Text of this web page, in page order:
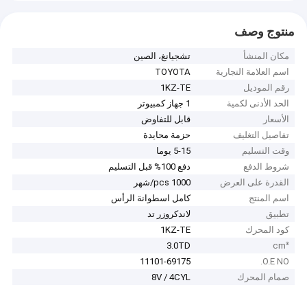
منتوج وصف
مكان المنشأ
تشجيانغ، الصين
اسم العلامة التجارية
TOYOTA
رقم الموديل
1KZ-TE
الحد الأدنى لكمية
1 جهاز كمبيوتر
الأسعار
قابل للتفاوض
تفاصيل التغليف
حزمة محايدة
وقت التسليم
5-15 يوما
شروط الدفع
دفع 100% قبل التسليم
القدرة على العرض
1000 pcs/شهر
اسم المنتج
كامل اسطوانة الرأس
تطبيق
لاندكروزر تد
كود المحرك
1KZ-TE
cm³
3.0TD
O.E NO.
11101-69175
صمام المحرك
8V / 4CYL